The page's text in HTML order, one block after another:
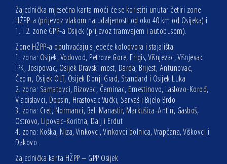
Zajednička mjesečna karta moći će se koristiti unutar četiri zone
HŽPP-a (prijevoz vlakom na udaljenosti od oko 40 km od Osijeka) i
1. i 2. zone GPP-a Osijek (prijevoz tramvajem i autobusom).
Zone HŽPP-a obuhvaćaju sljedeće kolodvora i stajališta:
1. zona: Osijek, Vodovod, Petrove Gore, Frigis, Višnjevac, Višnjevac
IPK, Josipovac, Osijek Dravski most, Darda, Brijest, Antunovac,
Čepin, Osijek OLT, Osijek Donji Grad, Standard i Osijek Luka
2. zona: Samatovci, Bizovac, Čeminac, Ernestinovo, Laslovo-Korođ,
Vladislavci, Dopsin, Hrastovac Vučki, Sarvaš i Bijelo Brdo
3. zona: Cret, Normanci, Beli Manastir, Markušica-Antin, Gasboš,
Ostrovo, Lipovac-Koritna, Dalj i Erdut
4. zona: Koška, Niza, Vinkovci, Vinkovci bolnica, Vrapčana, Viškovci i
Đakovo.
Zajednička karta HŽPP – GPP Osijek